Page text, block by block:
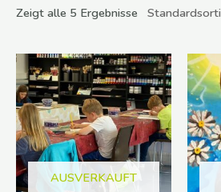
Zeigt alle 5 Ergebnisse
AUSVERKAUFT